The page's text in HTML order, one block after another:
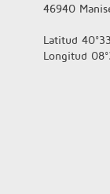
46940
Latitud
Longitud